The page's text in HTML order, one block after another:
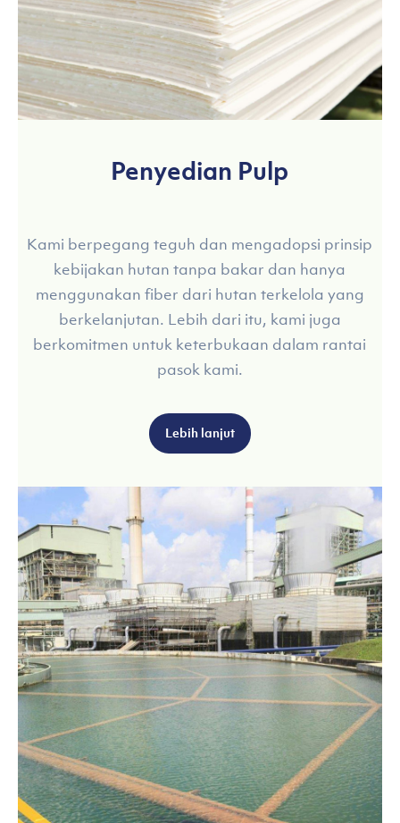
Penyedian Pulp
Kami berpegang teguh dan mengadopsi prinsip
kebijakan hutan tanpa bakar dan hanya
menggunakan fiber dari hutan terkelola yang
berkelanjutan. Lebih dari itu, kami juga
berkomitmen untuk keterbukaan dalam rantai
pasok kami.
Lebih lanjut